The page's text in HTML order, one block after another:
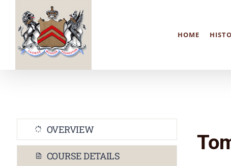
content
HOME
OVERVIEW
COURSE DETAILS